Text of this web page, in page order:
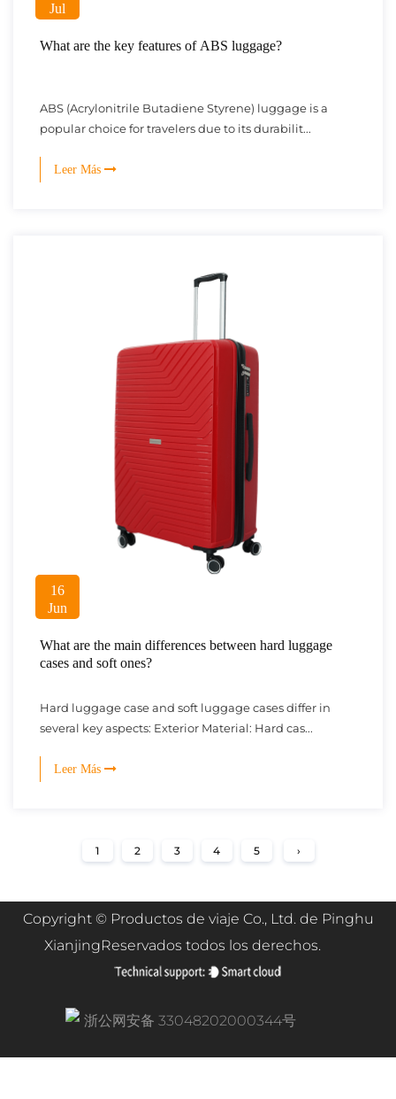
Jul
What are the key features of ABS luggage?
ABS (Acrylonitrile Butadiene Styrene) luggage is a
popular choice for travelers due to its durabilit...
Leer Más
16
Jun
What are the main differences between hard luggage
cases and soft ones?
Hard luggage case and soft luggage cases differ in
several key aspects: Exterior Material: Hard cas...
Leer Más
1 2 3 4 5 ›
Copyright © Productos de viaje Co., Ltd. de Pinghu
XianjingReservados todos los derechos.
浙公网安备 33048202000344号